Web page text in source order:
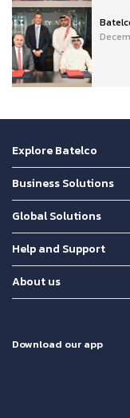
Explore Batelco
Business Solutions
Global Solutions
Help and Support
About us
Download our app